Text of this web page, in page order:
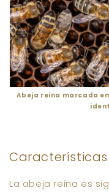
Abeja reina marcada
La abeja reina es